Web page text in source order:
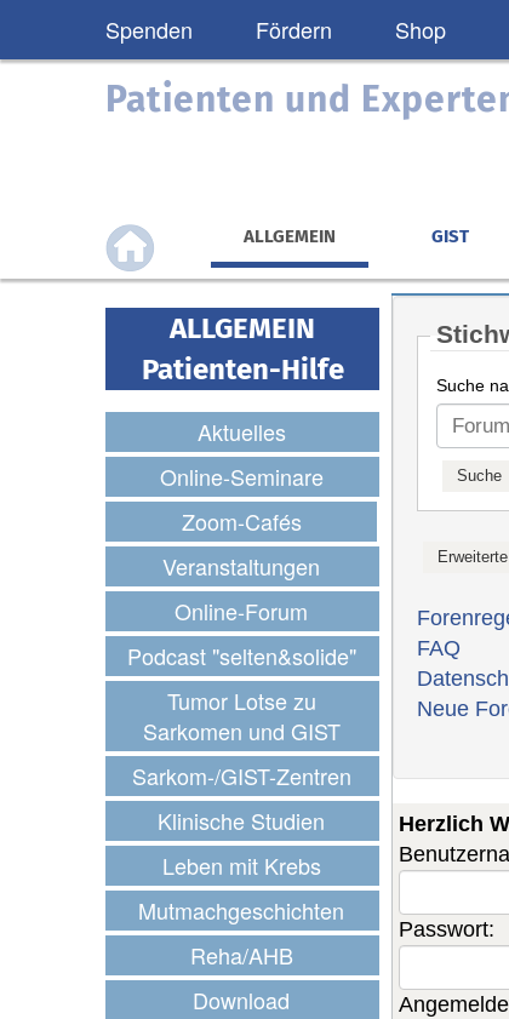
Spenden Fördern Shop
Patienten und
ALLGEMEIN GIST
ALLGEMEIN
Patienten-Hilfe
Aktuelles
Online-Seminare
Zoom-Cafés
Veranstaltungen
Online-Forum
Podcast "selten&solide"
Tumor Lotse zu
Sarkomen und GIST
Sarkom-/GIST-Zentren
Klinische Studien
Leben mit Krebs
Mutmachgeschichten
Reha/AHB
Download
Suche
FAQ
Neue
Herzlich
Passwort: